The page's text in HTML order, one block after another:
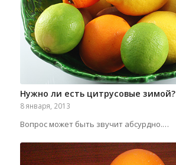
Нужно ли есть цитрусовые зимой?
8 января, 2013
Вопрос может быть звучит абсурдно.…